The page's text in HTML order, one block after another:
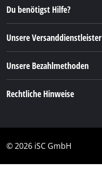
Du benötigst Hilfe?
Unsere Versanddienstleister
Unsere Bezahlmethoden
Rechtliche Hinweise
© 2026 iSC GmbH